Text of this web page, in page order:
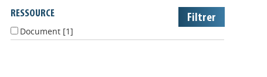
RESSOURCE
Document [1]